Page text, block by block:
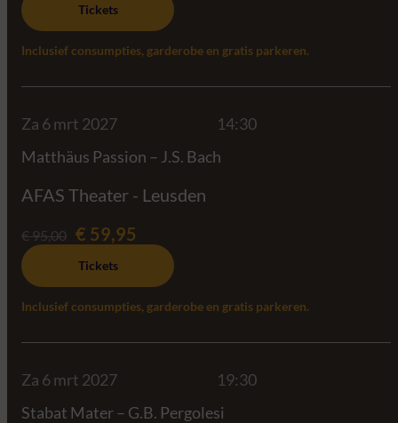
Tickets
Inclusief consumpties, garderobe en gratis parkeren.
Za 6 mrt 2027
14:30
Matthäus Passion – J.S. Bach
AFAS Theater - Leusden
€ 95,00 € 59,95
Tickets
Inclusief consumpties, garderobe en gratis parkeren.
Za 6 mrt 2027
19:30
Stabat Mater – G.B. Pergolesi